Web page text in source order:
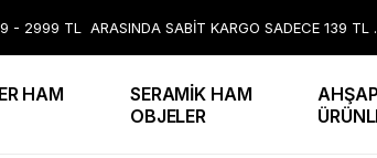
- 2999 TL ARASINDA SABİT KARGO SADECE 139 TL
HAM
SERAMİK HAM
OBJELER
AHŞAP